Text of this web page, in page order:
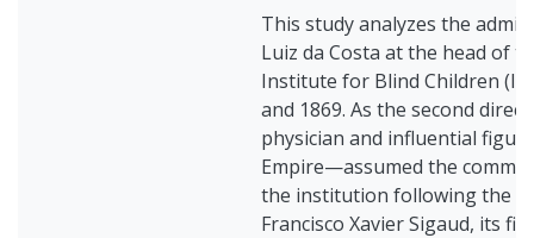
This study analyzes the
Luiz da Costa at the head of
Institute for Blind Children
and 1869. As the second
physician and influential
Empire—assumed the
the institution following the
Francisco Xavier Sigaud, its